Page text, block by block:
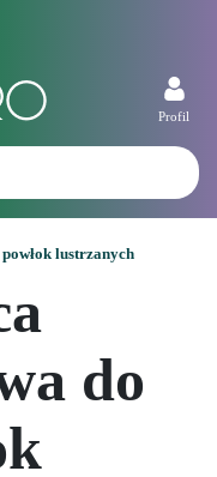
Profil
lustrzanych
do